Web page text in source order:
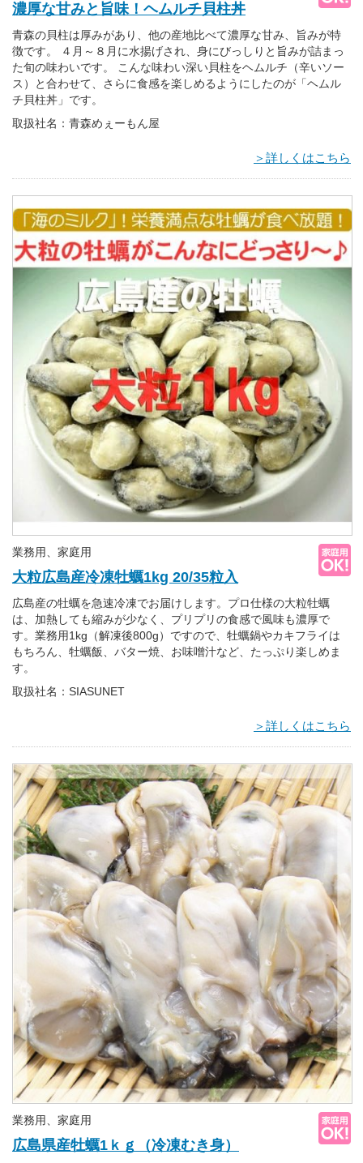
濃厚な甘みと旨味！ヘムルチ貝柱丼
青森の貝柱は厚みがあり、他の産地比べて濃厚な甘み、旨みが特
徴です。 ４月～８月に水揚げされ、身にびっしりと旨みが詰まっ
た旬の味わいです。 こんな味わい深い貝柱をヘムルチ（辛いソー
ス）と合わせて、さらに食感を楽しめるようにしたのが「ヘムル
チ貝柱丼」です。
取扱社名：青森めぇーもん屋
＞詳しくはこちら
業務用、家庭用
大粒広島産冷凍牡蠣1kg 20/35粒入
広島産の牡蠣を急速冷凍でお届けします。プロ仕様の大粒牡蠣
は、加熱しても縮みが少なく、プリプリの食感で風味も濃厚で
す。業務用1kg（解凍後800g）ですので、牡蠣鍋やカキフライは
もちろん、牡蠣飯、バター焼、お味噌汁など、たっぷり楽しめま
す。
取扱社名：SIASUNET
＞詳しくはこちら
業務用、家庭用
広島県産牡蠣1ｋｇ（冷凍むき身）